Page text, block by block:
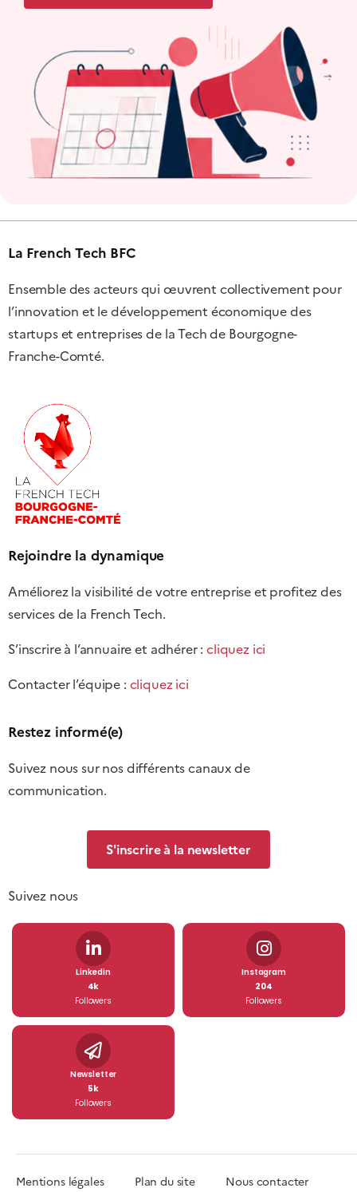
La French Tech BFC
Ensemble des acteurs qui œuvrent collectivement pour
l’innovation et le développement économique des
startups et entreprises de la Tech de Bourgogne-
Franche-Comté.
Rejoindre la dynamique
Améliorez la visibilité de votre entreprise et profitez des
services de la French Tech.
S’inscrire à l’annuaire et adhérer :cliquez ici
Contacter l’équipe : cliquez ici
Restez informé(e)
Suivez nous sur nos différents canaux de
communication.
S'inscrire à la newsletter
Suivez nous
Linkedin
4k
Followers
Instagram
204
Followers
Newsletter
5k
Followers
Mentions légales Plan du site Nous contacter